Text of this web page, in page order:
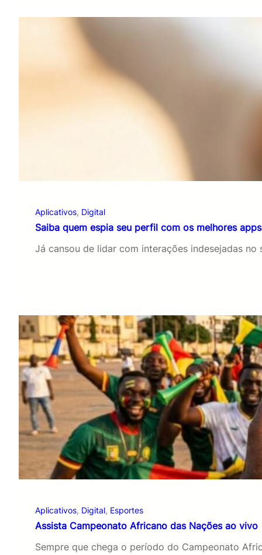
Aplicativos, Digital
Saiba quem espia seu perfil com os melhores
Já cansou de lidar com interações indesejadas
Aplicativos, Digital, Esportes
Assista Campeonato Africano das Nações ao vivo
Sempre que chega o período do Campeonato